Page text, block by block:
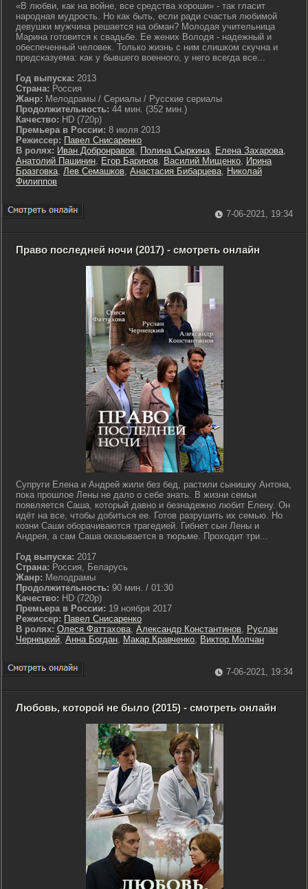
«В любви, как на войне, все средства хороши» - так гласит
народная мудрость. Но как быть, если ради счастья любимой
девушки мужчина решается на обман? Молодая учительница
Марина готовится к свадьбе. Ее жених Володя - надежный и
обеспеченный человек. Только жизнь с ним слишком скучна и
предсказуема: как у бывшего военного, у него всегда все...
Год выпуска: 2013
Страна: Россия
Жанр: Мелодрамы / Сериалы / Русские сериалы
Продолжительность: 44 мин. (352 мин.)
Качество: HD (720p)
Премьера в России: 8 июля 2013
Режиссер: Павел Снисаренко
В ролях: Иван Добронравов, Полина Сыркина, Елена Захарова,
Анатолий Пашинин, Егор Баринов, Василий Мищенко, Ирина
Бразговка, Лев Семашков, Анастасия Бибарцева, Николай
Филиппов
7-06-2021, 19:34
Право последней ночи (2017) - смотреть онлайн
Супруги Елена и Андрей жили без бед, растили сынишку Антона,
пока прошлое Лены не дало о себе знать. В жизни семьи
появляется Саша, который давно и безнадежно любит Елену. Он
идёт на все, чтобы добиться ее. Готов разрушить их семью. Но
козни Саши оборачиваются трагедией. Гибнет сын Лены и
Андрея, а сам Саша оказывается в тюрьме. Проходит три...
Год выпуска: 2017
Страна: Россия, Беларусь
Жанр: Мелодрамы
Продолжительность: 90 мин. / 01:30
Качество: HD (720p)
Премьера в России: 19 ноября 2017
Режиссер: Павел Снисаренко
В ролях: Олеся Фаттахова, Александр Константинов, Руслан
Чернецкий, Анна Богдан, Макар Кравченко, Виктор Молчан
7-06-2021, 19:34
Любовь, которой не было (2015) - смотреть онлайн